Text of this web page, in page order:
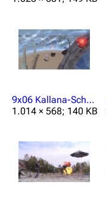
9x06 Kallana-Schutzschild.jpg
1.014 × 568; 140 KB